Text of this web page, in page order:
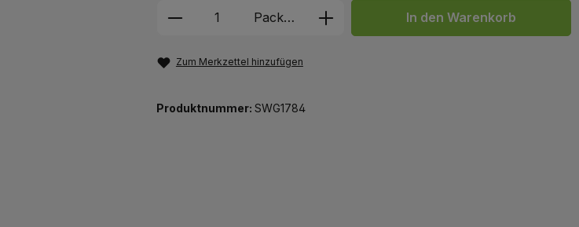
Produkt Anzahl: Gib den gewünschten Wert
Packung In den Warenkorb
Zum Merkzettel hinzufügen
Produktnummer: SWG1784